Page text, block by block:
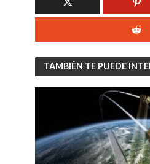
TAMBIÉN TE PUEDE